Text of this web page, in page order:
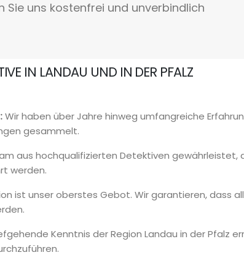
Sie uns kostenfrei und unverbindlich
IN LANDAU UND IN DER PFALZ
Wir haben über Jahre hinweg umfangreiche
gesammelt.
aus hochqualifizierten Detektiven gewährleistet,
werden.
ist unser oberstes Gebot. Wir garantieren, dass
Kenntnis der Region Landau in der Pfalz